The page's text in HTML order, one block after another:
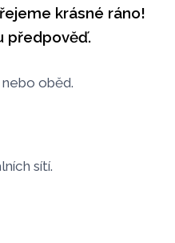
krásné ráno!
předpověď.
oběd.
sítí.